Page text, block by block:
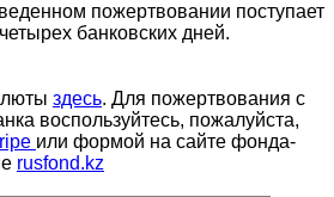
пожертвовании поступает
банковских дней.
здесь. Для пожертвования с
воспользуйтесь, пожалуйста,
или формой на сайте фонда-
rusfond.kz